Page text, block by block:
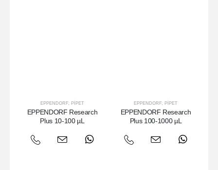
EPPENDORF, PIPET
EPPENDORF Research
Plus 10-100 µL
EPPENDORF, PIPET
EPPENDORF Research
Plus 100-1000 µL